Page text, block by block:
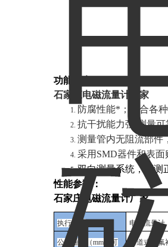
功能特点：
石家庄电磁流量计厂家
1. 防腐性能*；适合各
2. 抗干扰能力强,测量
3. 测量管内无阻流部件
4. 采用SMD器件和表
5.双向测量系统，可测
性能参数：
石家庄电磁流量计厂家
执行标准 电磁流量计
公称通经（mm（可
管道式四